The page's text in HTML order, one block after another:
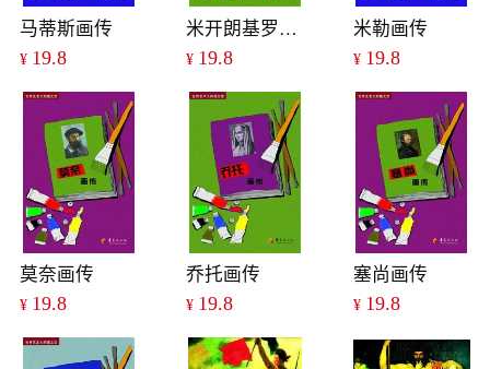
马蒂斯画传
¥ 19.8
米开朗基罗画传
¥ 19.8
米勒画传
¥ 19.8
莫奈画传
¥ 19.8
乔托画传
¥ 19.8
塞尚画传
¥ 19.8